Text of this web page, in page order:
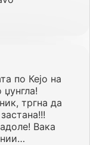
по Кејо на
тргна да
Вака